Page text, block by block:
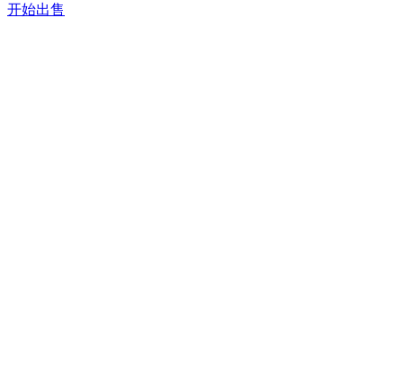
开始出售